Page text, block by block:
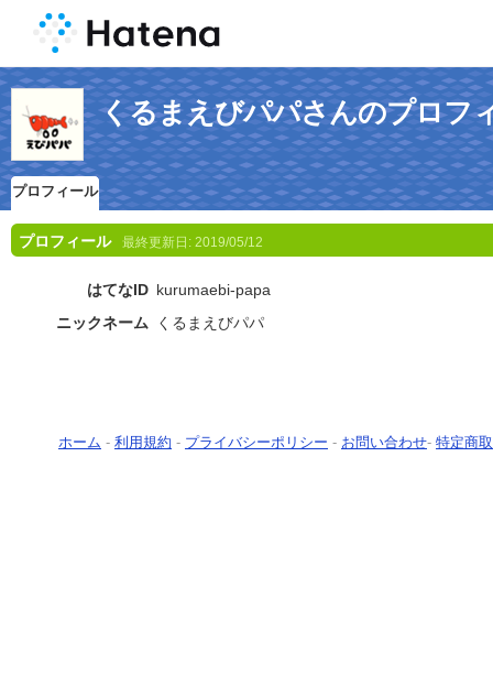
くるまえびパパさんのプロフ
プロフィール
プロフィール 最終更新日: 2019/05/12
はてなID kurumaebi-papa
ニックネーム
くるまえびパパ
ホーム - 利用規約 - プライバシーポリシー - お問い合わせ- 特定商